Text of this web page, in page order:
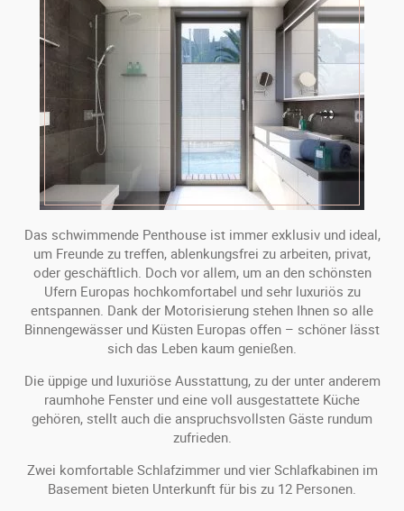
Das schwimmende Penthouse ist immer exklusiv und ideal,
um Freunde zu treffen, ablenkungsfrei zu arbeiten, privat,
oder geschäftlich. Doch vor allem, um an den schönsten
Ufern Europas hochkomfortabel und sehr luxuriös zu
entspannen. Dank der Motorisierung stehen Ihnen so alle
Binnengewässer und Küsten Europas offen – schöner lässt
sich das Leben kaum genießen.
Die üppige und luxuriöse Ausstattung, zu der unter anderem
raumhohe Fenster und eine voll ausgestattete Küche
gehören, stellt auch die anspruchsvollsten Gäste rundum
zufrieden.
Zwei komfortable Schlafzimmer und vier Schlafkabinen im
Basement bieten Unterkunft für bis zu 12 Personen.